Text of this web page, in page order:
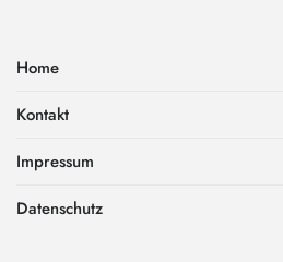
Home
Kontakt
Impressum
Datenschutz